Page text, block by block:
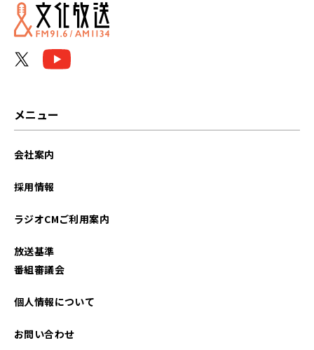
2026年01月
2025年01月
メニュー
会社案内
採用情報
ラジオCMご利用案内
放送基準
番組審議会
個人情報について
お問い合わせ